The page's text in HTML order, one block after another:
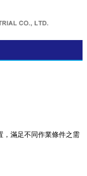
，滿足不同作業條件之需